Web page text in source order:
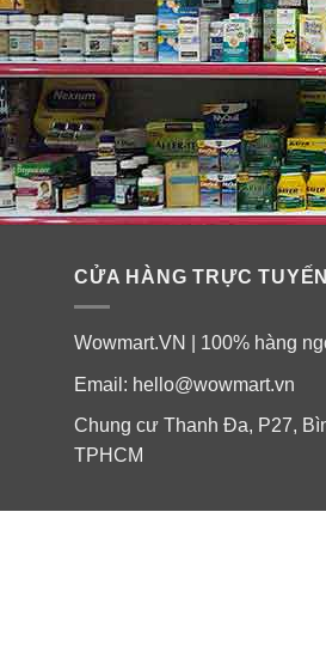
3 phải được lấy từ thực
Mặc dù cơ thể cần cả
qua mà không có báo cáo
CỬA HÀNG TRỰC TUYẾN
Wowmart.VN | 100% hàng
Email: hello@wowmart.vn
Chung cư Thanh Đa, P27,
TPHCM